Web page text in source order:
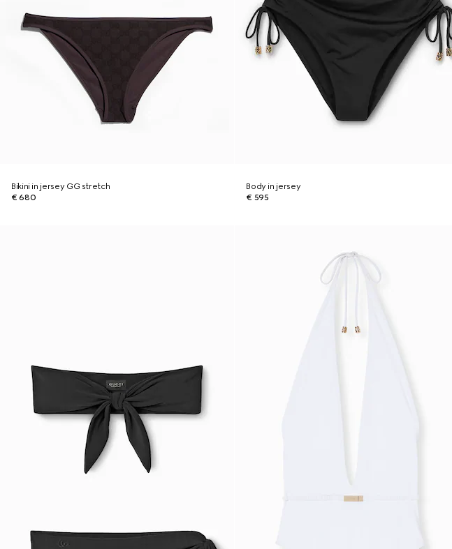
Bikini in jersey GG stretch
€ 680
Body in jersey
€ 595